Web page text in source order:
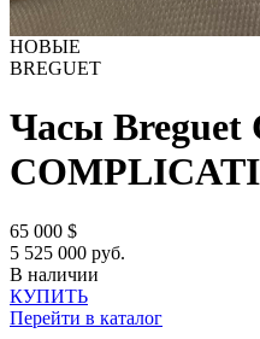
НОВЫЕ
BREGUET
Часы Breguet
65 000 $
5 525 000 руб.
В наличии
КУПИТЬ
Перейти в каталог